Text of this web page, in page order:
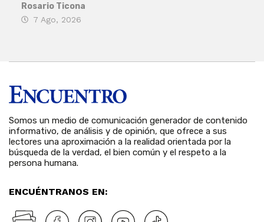
Rosario Ticona
7 Ago, 2026
Somos un medio de comunicación generador de contenido
informativo, de análisis y de opinión, que ofrece a sus
lectores una aproximación a la realidad orientada por la
búsqueda de la verdad, el bien común y el respeto a la
persona humana.
ENCUÉNTRANOS EN: